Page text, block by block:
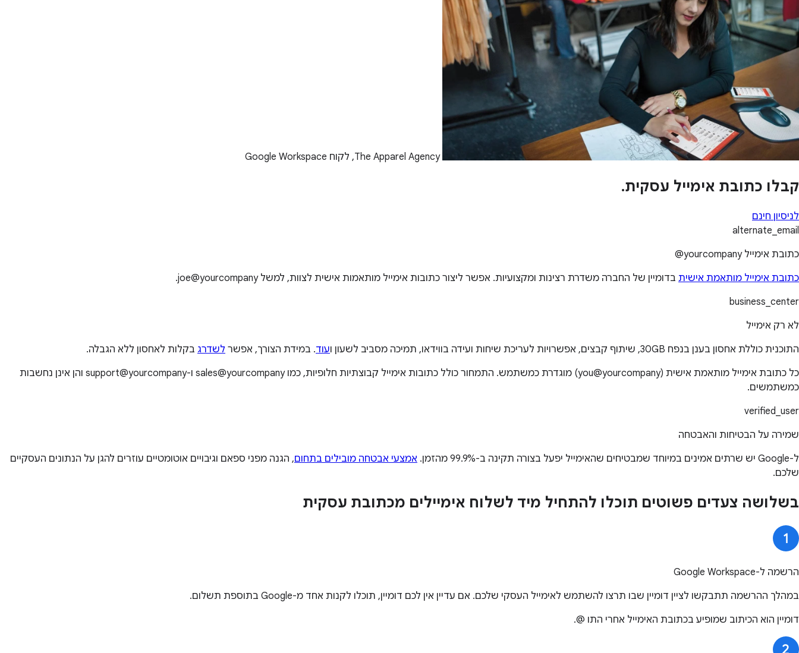
The Apparel Agency, לקוח Google Workspace
קבלו כתובת אימייל עסקית.
לניסיון חינם
alternate_email
כתובת אימייל ‎@yourcompany
כתובת אימייל מותאמת אישית בדומיין של החברה משדרת רצינות ומקצועיות. אפשר ליצור כתובות אימייל מותאמות אישית לצוות, למשל joe@yourcompany.
business_center
לא רק אימייל
התוכנית כוללת אחסון בענן בנפח 30GB, שיתוף קבצים, אפשרויות לעריכת שיחות ועידה בווידאו, תמיכה מסביב לשעון ו
עוד. במידת הצורך, אפשר לשדרג בקלות לאחסון ללא הגבלה.
כל כתובת אימייל מותאמת אישית (you@yourcompany) מוגדרת כמשתמש. התמחור כולל כתובות אימייל קבוצתיות חלופיות, כמו sales@yourcompany ו-support@yourcompany והן אינן נחשבות
כמשתמשים.
verified_user
שמירה על הבטיחות והאבטחה
ל-Google יש שרתים אמינים במיוחד שמבטיחים שהאימייל יפעל בצורה תקינה ב-99.9% מהזמן.
אמצעי אבטחה מובילים בתחום, הגנה מפני ספאם וגיבויים אוטומטיים עוזרים להגן על הנתונים העסקיים
שלכם.
בשלושה צעדים פשוטים תוכלו להתחיל מיד לשלוח אימיילים מכתובת עסקית
הרשמה ל-Google Workspace
במהלך ההרשמה תתבקשו לציין דומיין שבו תרצו להשתמש לאימייל העסקי שלכם. אם עדיין אין לכם דומיין, תוכלו לקנות אחד מ-Google בתוספת תשלום.
דומיין הוא הכיתוב שמופיע בכתובת האימייל אחרי התו @.